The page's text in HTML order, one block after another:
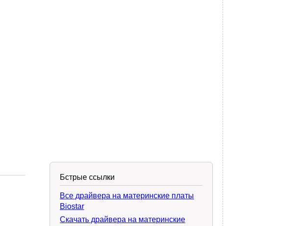
Бстрые ссылки
Все драйвера на материнские платы
Biostar
Скачать драйвера на материнские